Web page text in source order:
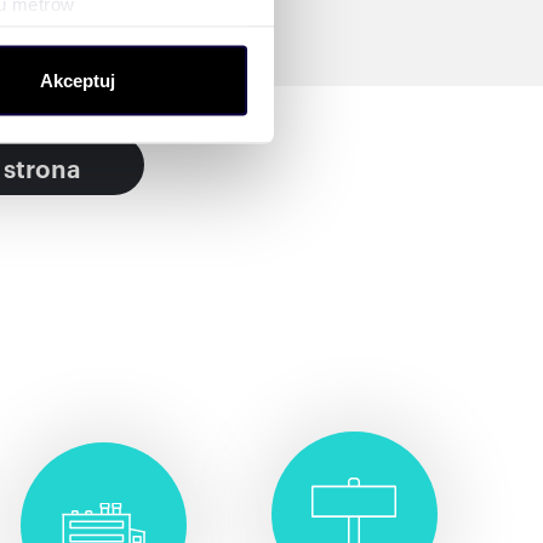
preferencje w
i analizować
Akceptuj